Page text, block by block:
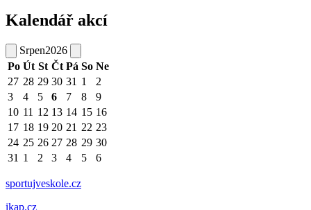
Kalendář akcí
Srpen2026
Po Út St Čt Pá So Ne
27 28 29 30 31 1
2
3
4 5 6 7 8
9
10 11 12 13 14 15 16
17 18 19 20 21 22 23
24 25 26 27 28 29 30
31 1 2 3 4 5 6
sportujveskole.cz
ikap.cz